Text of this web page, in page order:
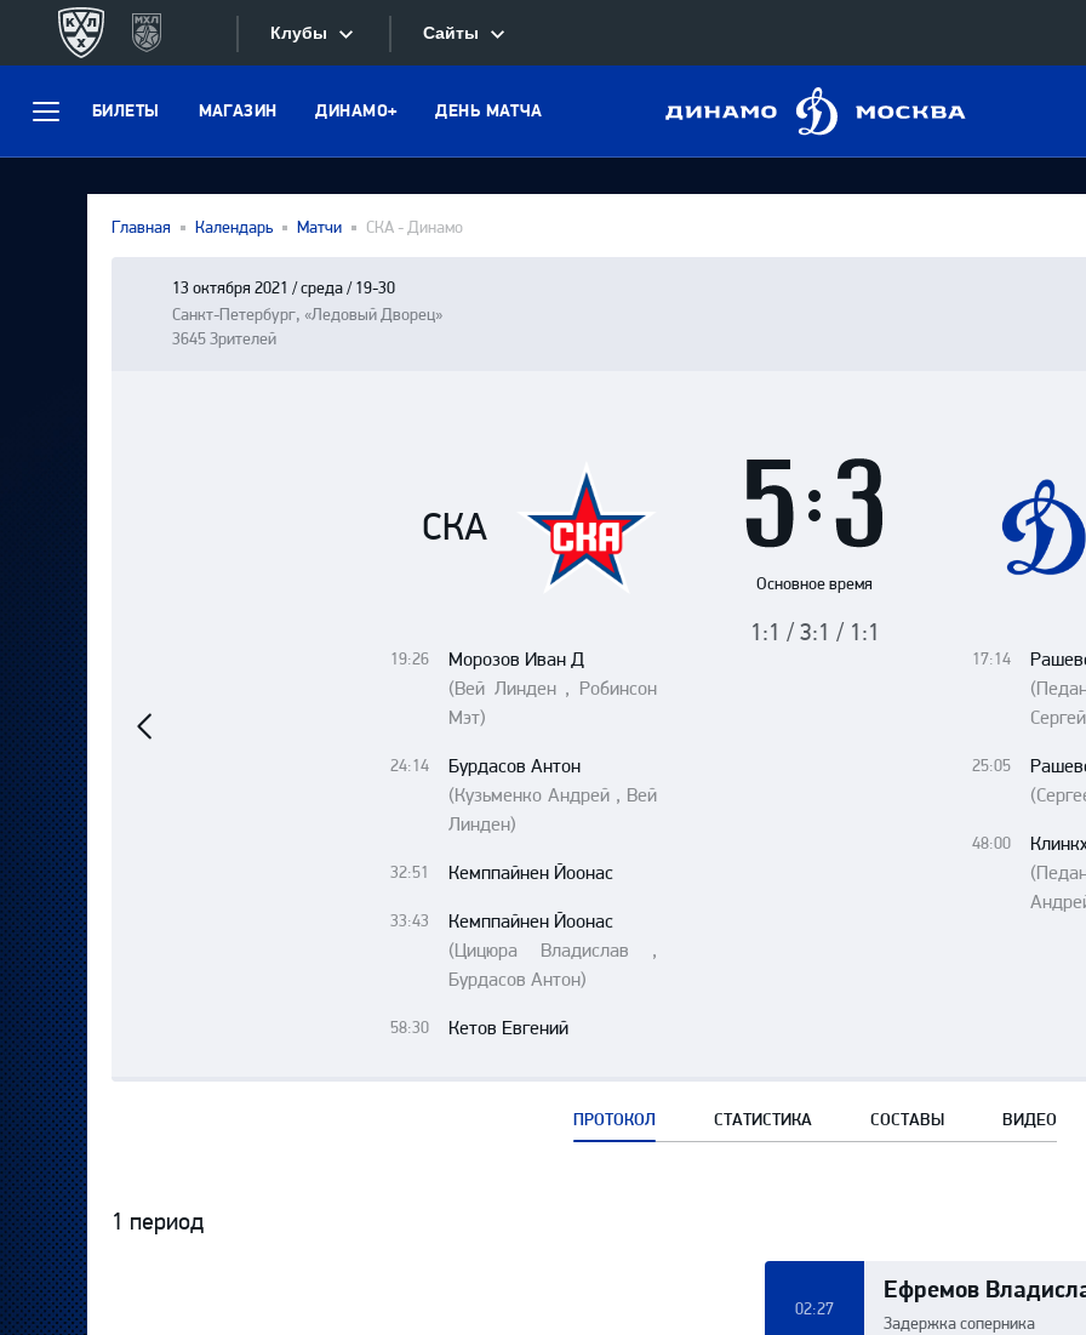
Клубы
Конференция «Запад»
Спартак
Торпедо
Шанхайские Драконы
Конференция «Восток»
Адмирал
Амур
Сайты
Приложение КХЛ
БИЛЕТЫ МАГАЗИН ДИНАМО+ ДЕНЬ МАТЧА
Динамо
Главная Календарь Матчи СКА - Динамо
13 октября 2021 / среда / 19-30
Санкт-Петербург, «Ледовый Дворец»
3645 Зрителей
матча
5
3
Основное время
1:1 / 3:1 / 1:1
СКА
19:26
Морозов Иван Д
(Вей Линден , Робинсон
Мэт)
24:14
Бурдасов Антон
(Кузьменко Андрей , Вей
Линден)
32:51 Кемппайнен Йоонас
33:43
Кемппайнен Йоонас
(Цицюра Владислав ,
Бурдасов Антон)
58:30 Кетов Евгений
17:14
25:05
48:00
матч
ПРОТОКОЛ СТАТИСТИКА СОСТАВЫ ВИДЕО
Протокол
1 период
Ефремов
Задержка соперника
02:27